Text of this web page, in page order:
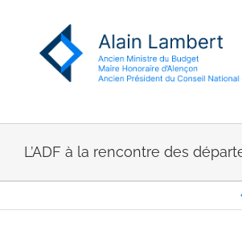
L’ADF à la rencontre des